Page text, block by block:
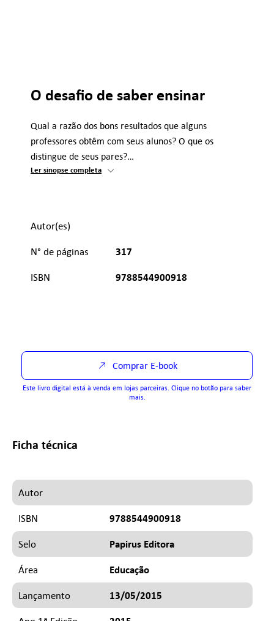
O desafio de saber ensinar
Qual a razão dos bons resultados que alguns
professores obtêm com seus alunos? O que os
distingue de seus pares?…
Ler sinopse completa
Autor(es)
N° de páginas 317
ISBN 9788544900918
Comprar E-book
Este livro digital está à venda em lojas parceiras. Clique no botão para saber
mais.
Ficha técnica
Autor
ISBN 9788544900918
Selo Papirus Editora
Área Educação
Lançamento 13/05/2015